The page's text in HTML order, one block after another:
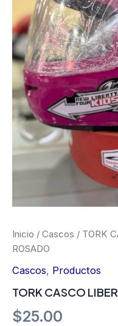
Inicio / Cascos / TORK
ROSADO
Cascos, Productos
TORK CASCO
$25.00